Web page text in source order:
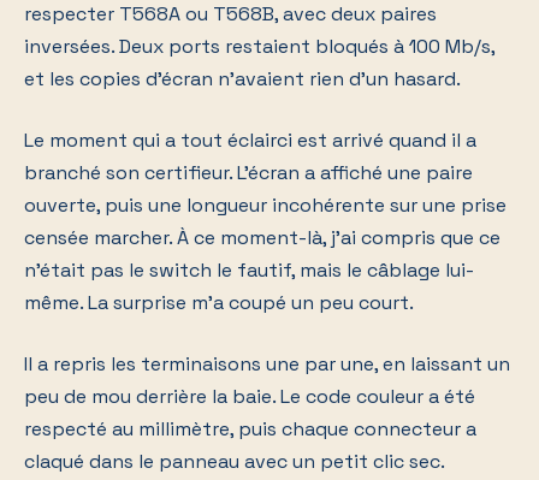
respecter T568A ou T568B, avec deux paires
inversées. Deux ports restaient bloqués à 100 Mb/s,
et les copies d'écran n'avaient rien d'un hasard.
Le moment qui a tout éclairci est arrivé quand il a
branché son certifieur. L'écran a affiché une paire
ouverte, puis une longueur incohérente sur une prise
censée marcher. À ce moment-là, j'ai compris que ce
n'était pas le switch le fautif, mais le câblage lui-
même. La surprise m'a coupé un peu court.
Il a repris les terminaisons une par une, en laissant un
peu de mou derrière la baie. Le code couleur a été
respecté au millimètre, puis chaque connecteur a
claqué dans le panneau avec un petit clic sec.